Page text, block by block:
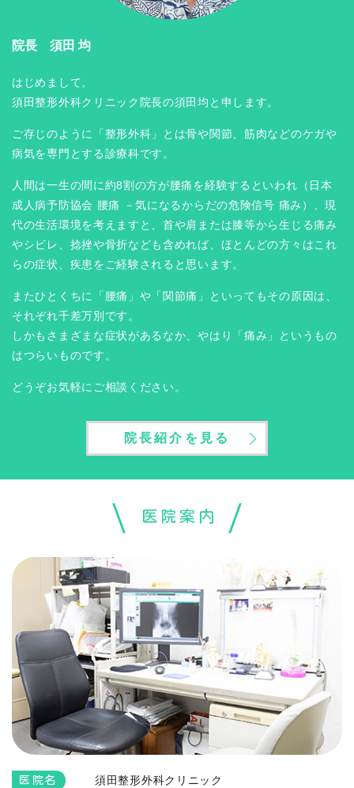
院長 須田 均
はじめまして。
須田整形外科クリニック院長の須田均と申します。
ご存じのように「整形外科」とは骨や関節、筋肉などのケガや
病気を専門とする診療科です。
人間は一生の間に約8割の方が腰痛を経験するといわれ（日本
成人病予防協会 腰痛 －気になるからだの危険信号 痛み）、現
代の生活環境を考えますと、首や肩または膝等から生じる痛み
やシビレ、捻挫や骨折なども含めれば、ほとんどの方々はこれ
らの症状、疾患をご経験されると思います。
またひとくちに「腰痛」や「関節痛」といってもその原因は、
それぞれ千差万別です。
しかもさまざまな症状があるなか、やはり「痛み」というもの
はつらいものです。
どうぞお気軽にご相談ください。
院長紹介を見る
医院案内
医院名 須田整形外科クリニック